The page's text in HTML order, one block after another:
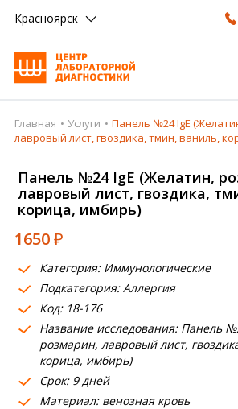
Красноярск
Главная
Врачи
Получить результат
Пациентам
О компании
Где сдать
Партнерам
Главная Услуги
Панель №24 IgE
лавровый лист, гвоздика, тмин, ваниль,
Панель №24 IgE (Желатин,
лавровый лист, гвоздика,
корица, имбирь)
1650₽
Категория: Иммунологические
Подкатегория: Аллергия
Код: 18-176
Название исследования: Панель
розмарин, лавровый лист,
корица, имбирь)
Срок: 9 дней
Материал: венозная кровь